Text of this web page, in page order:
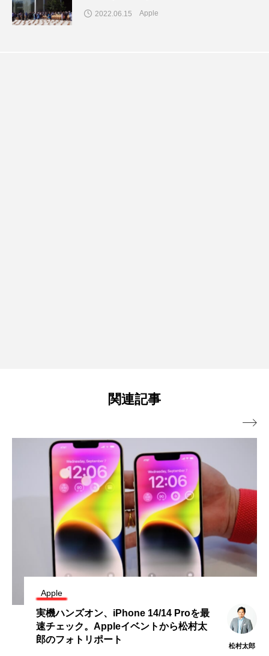
2022.06.15 Apple
関連記事
Apple
実機ハンズオン、iPhone 14/14 Proを最
速チェック。Appleイベントから松村太
郎のフォトリポート
松村太郎
